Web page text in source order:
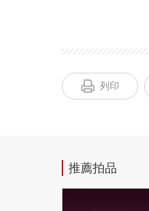
列印
推薦拍品